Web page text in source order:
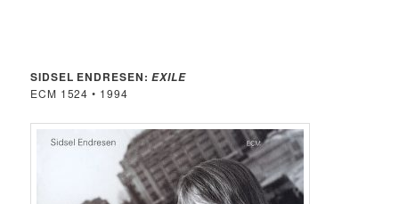
SIDSEL ENDRESEN:EXILE
ECM 1524 • 1994